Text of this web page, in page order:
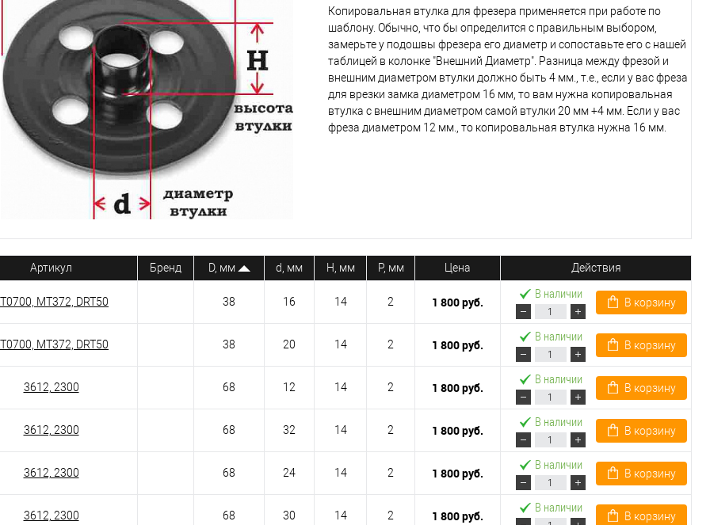
Копировальная втулка для фрезера применяется при работе по
шаблону. Обычно, что бы определится с правильным выбором,
замерьте у подошвы фрезера его диаметр и сопоставьте его с нашей
таблицей в колонке "Внешний Диаметр". Разница между фрезой и
внешним диаметром втулки должно быть 4 мм., т.е., если у вас фреза
для врезки замка диаметром 16 мм, то вам нужна копировальная
втулка с внешним диаметром самой втулки 20 мм +4 мм. Если у вас
фреза диаметром 12 мм., то копировальная втулка нужна 16 мм.
Артикул Бренд D, мм d, мм H, мм P, мм Цена Действия
MT372, DRT50 38 16 14 2 1 800 руб.
В наличии
В корзину
MT372, DRT50 38 20 14 2 1 800 руб.
В наличии
В корзину
3612, 2300 68 12 14 2 1 800 руб.
В наличии
В корзину
3612, 2300 68 32 14 2 1 800 руб.
В наличии
В корзину
3612, 2300 68 24 14 2 1 800 руб.
В наличии
В корзину
3612, 2300 68 30 14 2 1 800 руб.
В наличии
В корзину